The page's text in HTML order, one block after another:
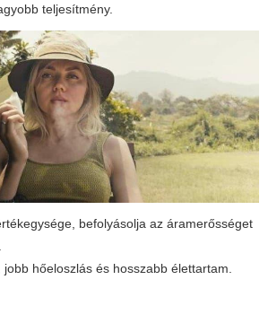
teljesítmény.
befolyásolja az áramerősséget
hőeloszlás és hosszabb élettartam.